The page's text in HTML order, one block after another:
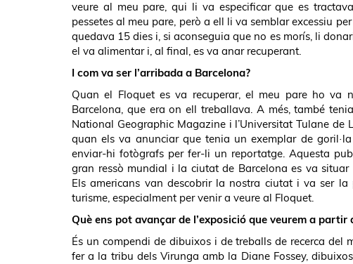
veure al meu pare, qui li va especificar que es
pessetes al meu pare, però a ell li va semblar excessiu
quedava 15 dies i, si aconseguia que no es morís, li
el va alimentar i, al final, es va anar recuperant.
I com va ser l’arribada a Barcelona?
Quan el Floquet es va recuperar, el meu pare ho va
Barcelona, que era on ell treballava. A més, també
National Geographic Magazine i l’Universitat Tulane de
quan els va anunciar que tenia un exemplar de
enviar-hi fotògrafs per fer-li un reportatge. Aquesta
gran ressò mundial i la ciutat de Barcelona es va situar
Els americans van descobrir la nostra ciutat i va ser la
turisme, especialment per venir a veure al Floquet.
Què ens pot avançar de l’exposició que veurem a partir
És un compendi de dibuixos i de treballs de recerca del
fer a la tribu dels Virunga amb la Diane Fossey,